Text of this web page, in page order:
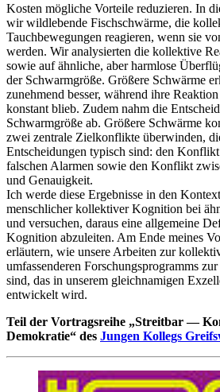
Kosten mögliche Vorteile reduzieren. In
wir wildlebende Fischschwärme, die
Tauchbewegungen reagieren, wenn sie
werden. Wir analysierten die kollektive
sowie auf ähnliche, aber harmlose
der Schwarmgröße. Größere Schwärme
zunehmend besser, während ihre
konstant blieb. Zudem nahm die
Schwarmgröße ab. Größere Schwärme
zwei zentrale Zielkonflikte überwinden,
Entscheidungen typisch sind: den
falschen Alarmen sowie den Konflikt
und Genauigkeit.
Ich werde diese Ergebnisse in den
menschlicher kollektiver Kognition bei
und versuchen, daraus eine allgemeine
Kognition abzuleiten. Am Ende meines
erläutern, wie unsere Arbeiten zur
umfassenderen Forschungsprogramms
sind, das in unserem gleichnamigen
entwickelt wird.
Teil der Vortragsreihe „Streitbar —
Demokratie“ des Jungen Kollegs